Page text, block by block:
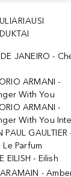
JANEIRO -
ARMANI -
With You
ARMANI -
With You
PAUL GAULTIER
Le Parfum
EILISH - Eilish
-